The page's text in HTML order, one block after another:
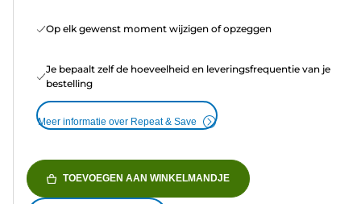
Op elk gewenst moment wijzigen of opzeggen
Je bepaalt zelf de hoeveelheid en leveringsfrequentie van je
bestelling
Meer informatie over Repeat & Save
TOEVOEGEN AAN WINKELMANDJE